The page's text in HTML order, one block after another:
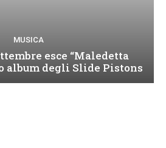
MUSICA
esce “Maledetta
album degli Slide Pistons